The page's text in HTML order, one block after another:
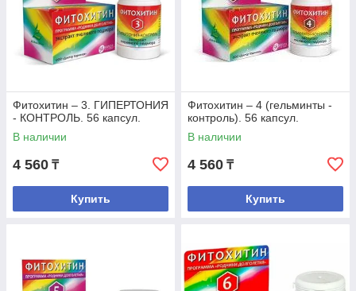
Фитохитин – 3. ГИПЕРТОНИЯ
- КОНТРОЛЬ. 56 капсул.
В наличии
4 560 ₸
Купить
Фитохитин – 4 (гельминты -
контроль). 56 капсул.
В наличии
4 560 ₸
Купить